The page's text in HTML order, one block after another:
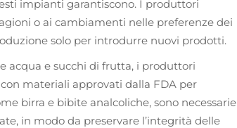
impianti garantiscono. I produttori
o ai cambiamenti nelle preferenze dei
solo per introdurre nuovi prodotti.
acqua e succhi di frutta, i produttori
materiali approvati dalla FDA per
birra e bibite analcoliche, sono necessarie
in modo da preservare l’integrità delle